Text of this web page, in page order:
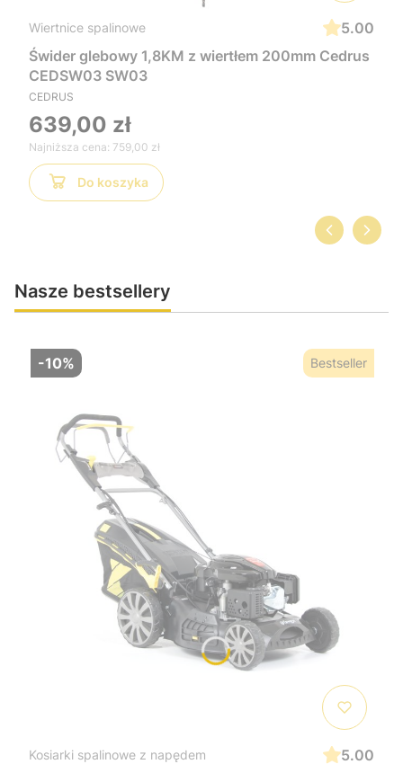
Wiertnice spalinowe
5.00
Świder glebowy 1,8KM z wiertłem 200mm Cedrus
CEDSW03 SW03
CEDRUS
639,00 zł
Najniższa cena: 759,00 zł
Do koszyka
Nasze bestsellery
-10% Bestseller
Kosiarki spalinowe z napędem
5.00